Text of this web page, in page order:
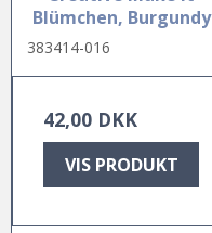
Blümchen, Burgundy
383414-016
42,00 DKK
VIS PRODUKT